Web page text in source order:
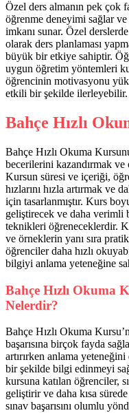
Özel ders almanın pek çok
öğrenme deneyimi sağlar
imkanı sunar. Özel
olarak ders planlaması
büyük bir etkiye sahiptir.
uygun öğretim yöntemleri
öğrencinin motivasyonu
etkili bir şekilde ilerleyebilir.
Bahçe Hızlı
Bahçe Hızlı Okuma
becerilerini kazandırmak
Kursun süresi ve içeriği,
hızlarını hızla artırmak ve
için tasarlanmıştır. Kurs
geliştirecek ve daha
teknikleri öğreneceklerdir.
ve örneklerin yanı sıra
öğrenciler daha hızlı
bilgiyi anlama yeteneğine
Bahçe Hızlı Okuma
Nelerdir?
Bahçe Hızlı Okuma
başarısına birçok fayda
artırırken anlama
bir şekilde bilgi edinmeyi
kursuna katılan öğrenciler,
geliştirir ve daha kısa
sınav başarısını olumlu